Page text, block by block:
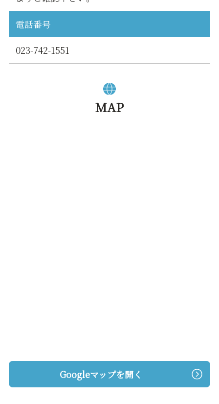
電話番号
023-742-1551
MAP
Googleマップを開く